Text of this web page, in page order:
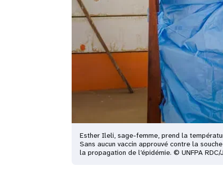
Esther Ileli, sage-femme, prend la
Sans aucun vaccin approuvé contre la
la propagation de l’épidémie. © UNFPA RDC/